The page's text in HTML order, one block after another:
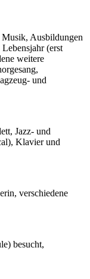
Ausbildungen
(erst
weitere
und
Jazz- und
Klavier und
verschiedene
besucht,